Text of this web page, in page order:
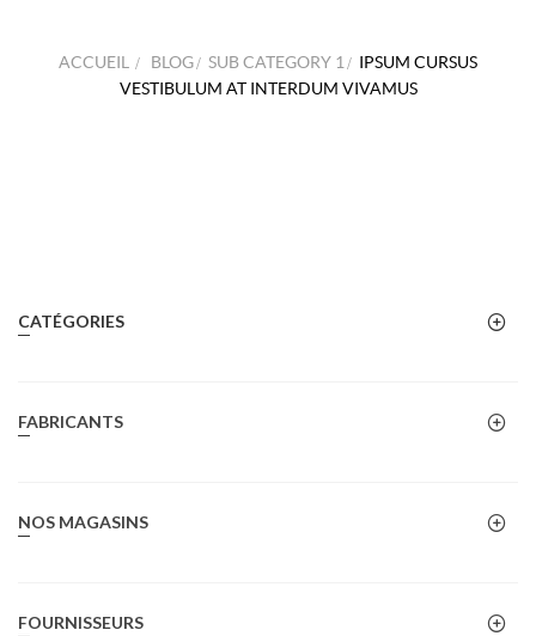
ACCUEIL > BLOG> SUB CATEGORY 1> IPSUM CURSUS
VESTIBULUM AT INTERDUM VIVAMUS
CATÉGORIES
FABRICANTS
NOS MAGASINS
FOURNISSEURS